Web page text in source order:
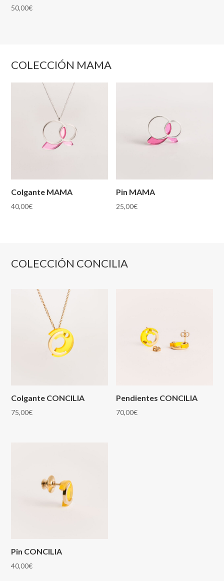
50,00€
COLECCIÓN MAMA
Colgante MAMA
40,00€
Pin MAMA
25,00€
COLECCIÓN CONCILIA
Colgante CONCILIA
75,00€
Pendientes CONCILIA
70,00€
Pin CONCILIA
40,00€